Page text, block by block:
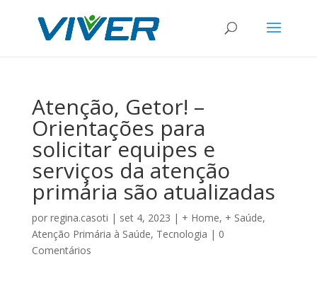
Atenção, Getor! –
Orientações para
solicitar equipes e
serviços da atenção
primária são atualizadas
por regina.casoti | set 4, 2023 | + Home, + Saúde,
Atenção Primária à Saúde, Tecnologia | 0
Comentários